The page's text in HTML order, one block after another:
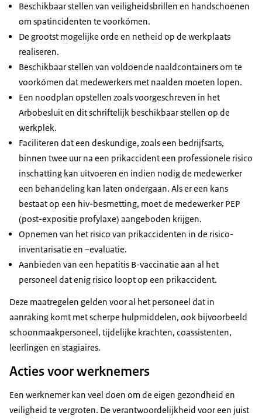
Beschikbaar stellen van veiligheidsbrillen en handschoenen
om spatincidenten te voorkómen.
De grootst mogelijke orde en netheid op de werkplaats
realiseren.
Beschikbaar stellen van voldoende naaldcontainers om te
voorkómen dat medewerkers met naalden moeten lopen.
Een noodplan opstellen zoals voorgeschreven in het
Arbobesluit en dit schriftelijk beschikbaar stellen op de
werkplek.
Faciliteren dat een deskundige, zoals een bedrijfsarts,
binnen twee uur na een prikaccident een professionele risico
inschatting kan uitvoeren en indien nodig de medewerker
een behandeling kan laten ondergaan. Als er een kans
bestaat op een hiv-besmetting, moet de medewerker PEP
(post-expositie profylaxe) aangeboden krijgen.
Opnemen van het risico van prikaccidenten in de risico-
inventarisatie en –evaluatie.
Aanbieden van een hepatitis B-vaccinatie aan al het
personeel dat enig risico loopt op een prikaccident.
Deze maatregelen gelden voor al het personeel dat in
aanraking komt met scherpe hulpmiddelen, ook bijvoorbeeld
schoonmaakpersoneel, tijdelijke krachten, coassistenten,
leerlingen en stagiaires.
Acties voor werknemers
Een werknemer kan veel doen om de eigen gezondheid en
veiligheid te vergroten. De verantwoordelijkheid voor een juist